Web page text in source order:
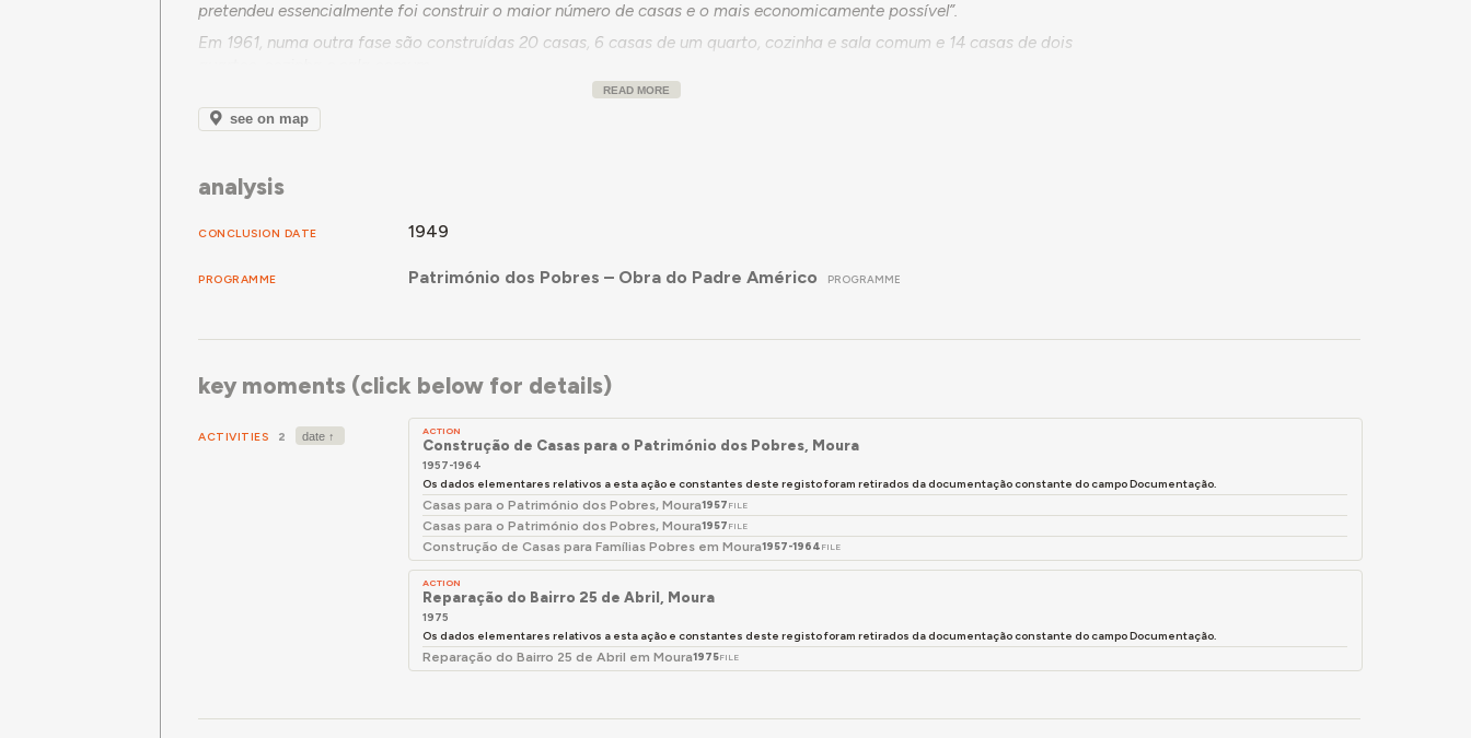
pretendeu essencialmente foi construir o maior número de casas e o mais economicamente possível”.
Em 1961, numa outra fase são construídas 20 casas, 6 casas de um quarto, cozinha e sala comum e 14 casas de dois
READ MORE
see on map
analysis
CONCLUSION DATE 1949
PROGRAMME Património dos Pobres – Obra do Padre Américo PROGRAMME
key moments (click below for details)
ACTIVITIES 2 ACTION
Construção de Casas para o Património dos Pobres, Moura
1957-1964
Os dados elementares relativos a esta ação e constantes deste registo foram retirados da documentação constante do campo Documentação.
Casas para o Património dos Pobres, Moura1957 FILE
Casas para o Património dos Pobres, Moura1957 FILE
Construção de Casas para Famílias Pobres em Moura1957-1964 FILE
ACTION
Reparação do Bairro 25 de Abril, Moura
1975
Os dados elementares relativos a esta ação e constantes deste registo foram retirados da documentação constante do campo Documentação.
Reparação do Bairro 25 de Abril em Moura1975FILE